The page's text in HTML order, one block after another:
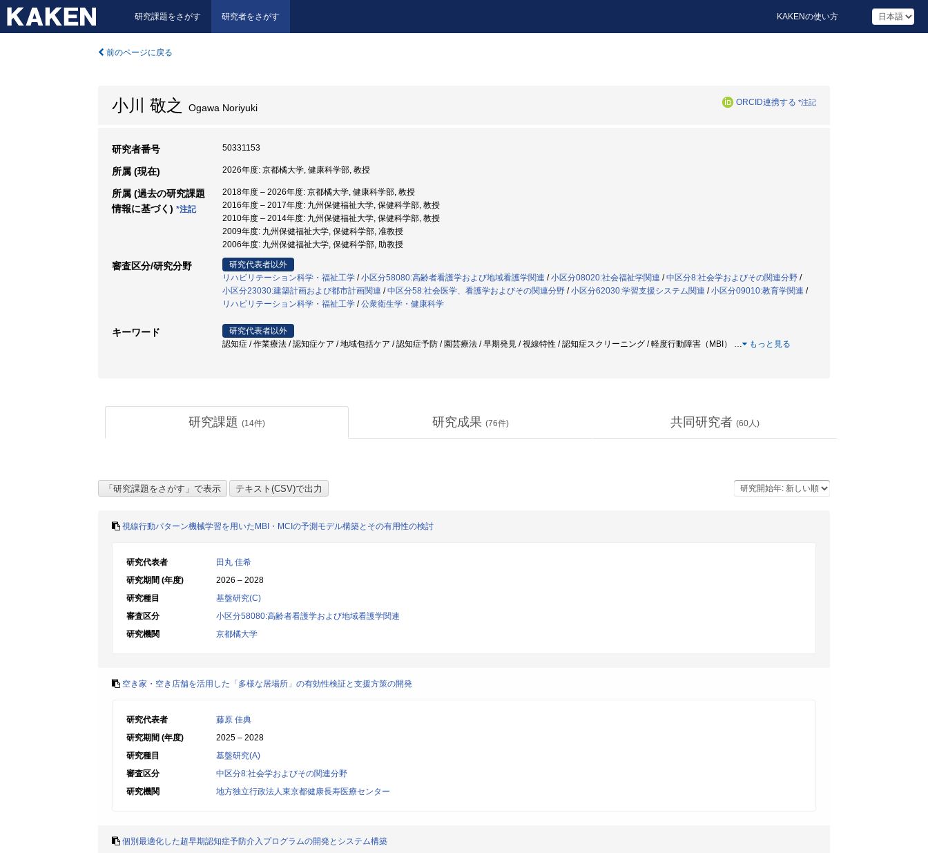
研究課題をさがす 研究者をさがす KAKENの使い方
前のページに戻る
小川 敬之 Ogawa Noriyuki ORCID連携する *注記
研究者番号 50331153
所属 (現在) 2026年度: 京都橘大学, 健康科学部, 教授
所属 (過去の研究課題
情報に基づく) *注記
2018年度 – 2026年度: 京都橘大学, 健康科学部, 教授
2016年度 – 2017年度: 九州保健福祉大学, 保健科学部, 教授
2010年度 – 2014年度: 九州保健福祉大学, 保健科学部, 教授
2009年度: 九州保健福祉大学, 保健科学部, 准教授
2006年度: 九州保健福祉大学, 保健科学部, 助教授
審査区分/研究分野
研究代表者以外
リハビリテーション科学・福祉工学 /小区分58080:高齢者看護学および地域看護学関連 /小区分08020:社会福祉学関連 /中区分8:社会学およびその関連分野 /
小区分23030:建築計画および都市計画関連 /中区分58:社会医学、看護学およびその関連分野 /小区分62030:学習支援システム関連 /小区分09010:教育学関連 /
リハビリテーション科学・福祉工学 /公衆衛生学・健康科学
キーワード
研究代表者以外
認知症 / 作業療法 / 認知症ケア / 地域包括ケア / 認知症予防 / 園芸療法 / 早期発見 / 視線特性 / 認知症スクリーニング / 軽度行動障害（MBI） … もっと見る
研究課題 (14件) 研究成果 (76件) 共同研究者 (60人)
視線行動パターン機械学習を用いたMBI・MCIの予測モデル構築とその有用性の検討
研究代表者
田丸 佳希
研究期間 (年度)
2026 – 2028
研究種目
基盤研究(C)
審査区分
小区分58080:高齢者看護学および地域看護学関連
研究機関
京都橘大学
空き家・空き店舗を活用した「多様な居場所」の有効性検証と支援方策の開発
研究代表者
藤原 佳典
研究期間 (年度)
2025 – 2028
研究種目
基盤研究(A)
審査区分
中区分8:社会学およびその関連分野
研究機関
地方独立行政法人東京都健康長寿医療センター
個別最適化した超早期認知症予防介入プログラムの開発とシステム構築